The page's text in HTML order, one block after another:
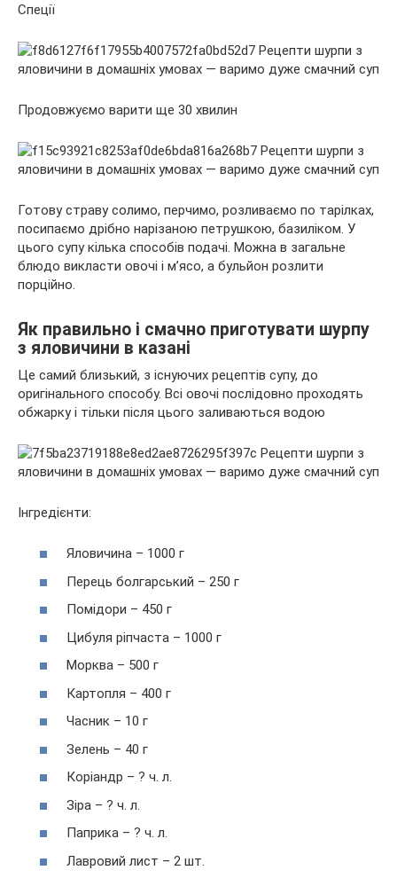
Спеції
Продовжуємо варити ще 30 хвилин
Готову страву солимо, перчимо, розливаємо по тарілках,
посипаємо дрібно нарізаною петрушкою, базиліком. У
цього супу кілька способів подачі. Можна в загальне
блюдо викласти овочі і м’ясо, а бульйон розлити
порційно.
Як правильно і смачно приготувати шурпу
з яловичини в казані
Це самий близький, з існуючих рецептів супу, до
оригінального способу. Всі овочі послідовно проходять
обжарку і тільки після цього заливаються водою
Інгредієнти:
Яловичина – 1000 г
Перець болгарський – 250 г
Помідори – 450 г
Цибуля ріпчаста – 1000 г
Морква – 500 г
Картопля – 400 г
Часник – 10 г
Зелень – 40 г
Коріандр – ? ч. л.
Зіра – ? ч. л.
Паприка – ? ч. л.
Лавровий лист – 2 шт.